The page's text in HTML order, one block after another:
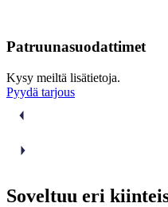
Patruunasuodattimet
Kysy meiltä lisätietoja.
Pyydä tarjous
Soveltuu eri